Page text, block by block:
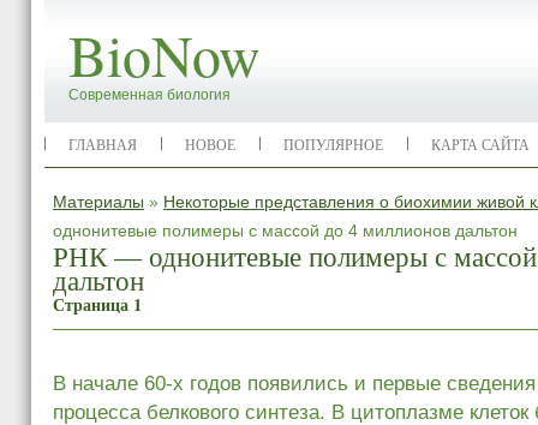
BioNow
Современная биология
ГЛАВНАЯ НОВОЕ ПОПУЛЯРНОЕ КАРТА САЙТА
Материалы » Некоторые представления о биохимии живой
однонитевые полимеры с массой до 4 миллионов дальтон
РНК — однонитевые полимеры с
дальтон
Страница 1
В начале 60-х годов появились и первые
процесса белкового синтеза. В цитоплазме